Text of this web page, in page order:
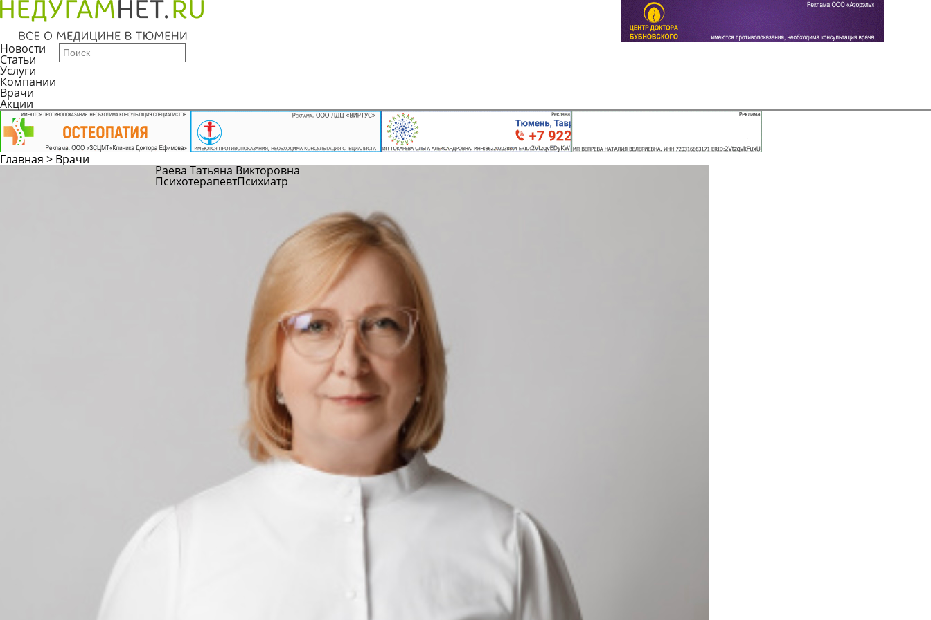
Новости
Статьи
Услуги
Компании
Врачи
Акции
Главная > Врачи
Раева Татьяна Викторовна
ПсихотерапевтПсихиатр